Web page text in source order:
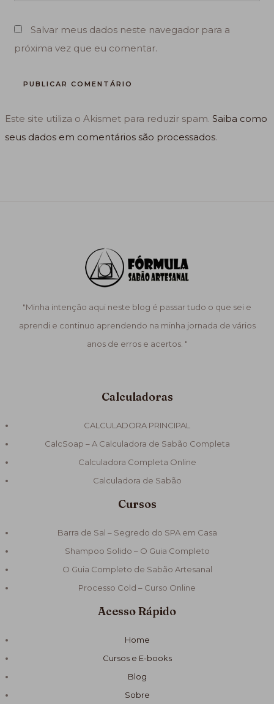
Salvar meus dados neste navegador para a
próxima vez que eu comentar.
Este site utiliza o Akismet para reduzir spam.Saiba como
seus dados em comentários são processados.
"Minha intenção aqui neste blog é passar tudo o que sei e
aprendi e continuo aprendendo na minha jornada de vários
anos de erros e acertos. "
Calculadoras
CALCULADORA PRINCIPAL
CalcSoap – A Calculadora de Sabão Completa
Calculadora Completa Online
Calculadora de Sabão
Cursos
Barra de Sal – Segredo do SPA em Casa
Shampoo Solido – O Guia Completo
O Guia Completo de Sabão Artesanal
Processo Cold – Curso Online
Acesso Rápido
Home
Cursos e E-books
Blog
Sobre